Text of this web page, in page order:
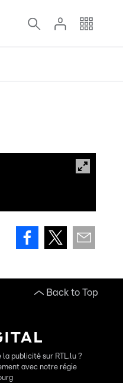
Back to Top
la publicité sur RTL.lu ?
avec notre régie